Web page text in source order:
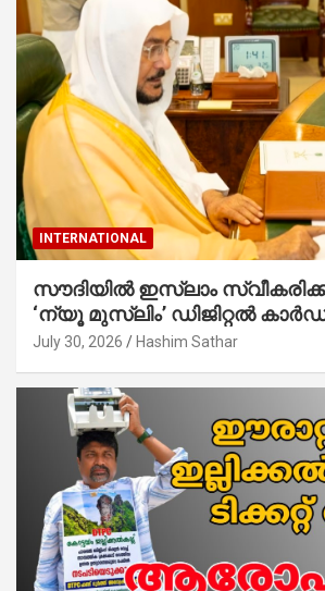
INTERNATIONAL
സൗദിയില്‍ ഇസ്‌ലാം
‘ന്യൂ മുസ്ലിം’ ഡിജിറ്റല്‍
ആരംഭിച്ചു
July 30, 2026 Hashim Sathar